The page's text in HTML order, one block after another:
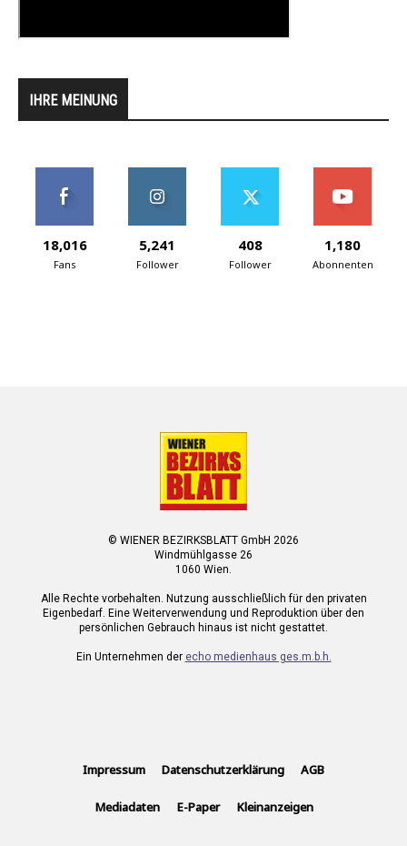
IHRE MEINUNG
18,016
Fans
5,241
Follower
408
Follower
1,180
Abonnenten
© WIENER BEZIRKSBLATT GmbH 2026
Windmühlgasse 26
1060 Wien.
Alle Rechte vorbehalten. Nutzung ausschließlich für den privaten
Eigenbedarf. Eine Weiterverwendung und Reproduktion über den
persönlichen Gebrauch hinaus ist nicht gestattet.
Ein Unternehmen der echo medienhaus ges.m.b.h.
Impressum Datenschutzerklärung AGB
Mediadaten E-Paper Kleinanzeigen